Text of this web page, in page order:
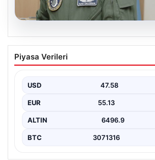
05.08.2026
Rafet Dalkıran kimdir? Yeni
Kuvvetleri Komutanı Rafet
Piyasa Verileri
USD 47.58
EUR 55.13
ALTIN 6496.9
BTC 3071316